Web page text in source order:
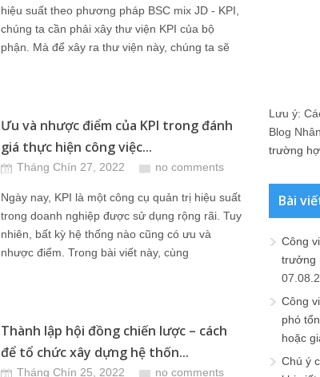
hiệu suất theo phương pháp BSC mix JD - KPI,
chúng ta cần phải xây thư viện KPI của bộ
phận. Mà để xây ra thư viện này, chúng ta sẽ
Ưu và nhược điểm của KPI trong đánh
giá thực hiện công việc...
Tháng Chín 27, 2022 no comments
Ngày nay, KPI là một công cụ quản trị hiệu suất
trong doanh nghiệp được sử dụng rộng rãi. Tuy
nhiên, bất kỳ hệ thống nào cũng có ưu và
nhược điểm. Trong bài viết này, cùng
Thành lập hội đồng chiến lược – cách
để tổ chức xây dựng hệ thốn...
Tháng Chín 25, 2022 no comments
Lưu ý:
Blog
trường
Bài
Công
trưởng
Công
phó
hoặc
Chú ý